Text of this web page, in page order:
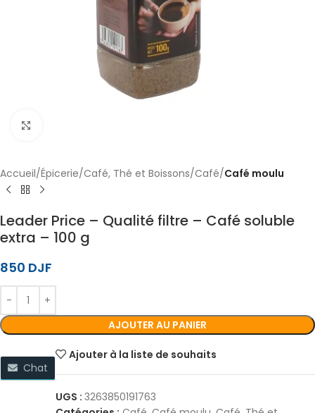
Accueil Épicerie Café, Thé et Boissons Café Café moulu
Leader Price – Qualité filtre – Café soluble
extra – 100 g
850 DJF
AJOUTER AU PANIER
Ajouter à la liste de souhaits
Chat
UGS : 3263850191763